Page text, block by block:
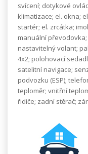
svícení; dotykové
klimatizace; el. okna;
startér; el. zrcátka;
manuální
nastavitelný volant;
4x2; polohovací
satelitní navigace;
podvozku (ESP);
teploměr; vnitřní
řidiče; zadní stěrač;